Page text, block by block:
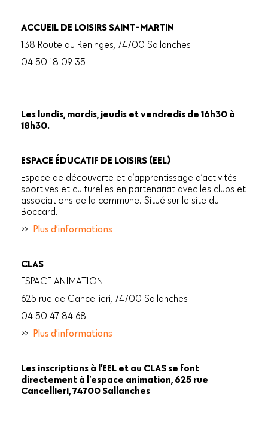
ACCUEIL DE LOISIRS SAINT-MARTIN
138 Route du Reninges, 74700 Sallanches
04 50 18 09 35
Les lundis, mardis, jeudis et vendredis de 16h30 à
18h30.
ESPACE ÉDUCATIF DE LOISIRS (EEL)
Espace de découverte et d’apprentissage d’activités
sportives et culturelles en partenariat avec les clubs et
associations de la commune. Situé sur le site du
Boccard.
>> Plus d’informations
CLAS
ESPACE ANIMATION
625 rue de Cancellieri, 74700 Sallanches
04 50 47 84 68
>> Plus d’informations
Les inscriptions à l’EEL et au CLAS se font
directement à l’espace animation, 625 rue
Cancellieri, 74700 Sallanches